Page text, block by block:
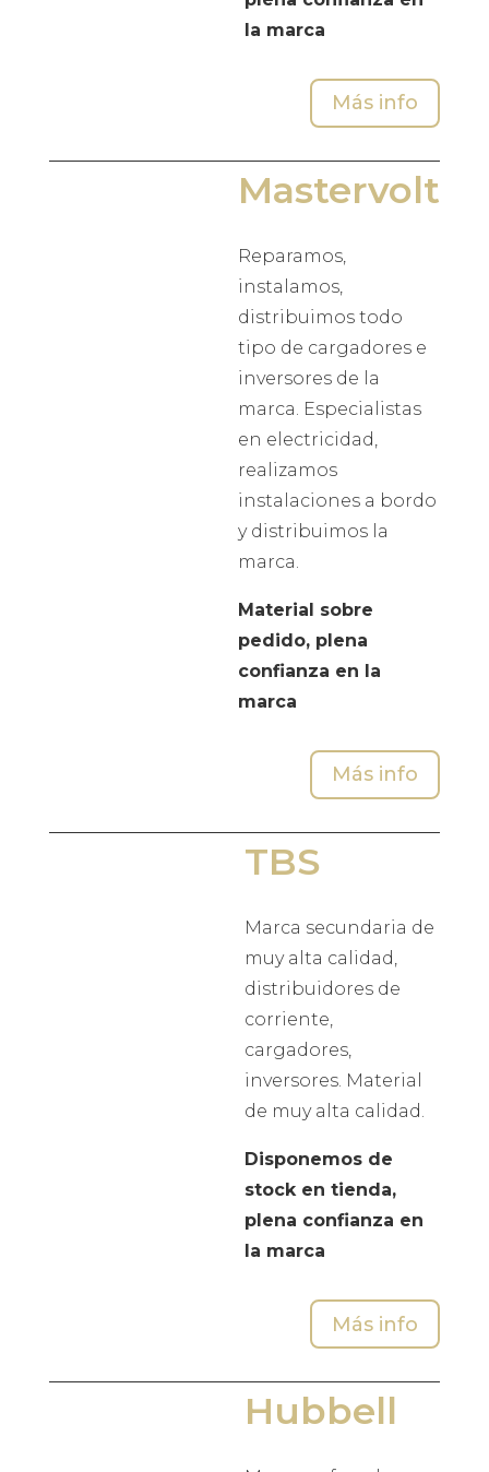
la marca
Más info
Mastervolt
Reparamos,
instalamos,
distribuimos todo
tipo de cargadores e
inversores de la
marca. Especialistas
en electricidad,
realizamos
instalaciones a bordo
y distribuimos la
marca.
Material sobre
pedido, plena
confianza en la
marca
Más info
TBS
Marca secundaria de
muy alta calidad,
distribuidores de
corriente,
cargadores,
inversores. Material
de muy alta calidad.
Disponemos de
stock en tienda,
plena confianza en
la marca
Más info
Hubbell